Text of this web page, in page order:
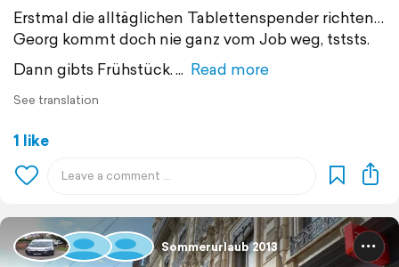
Erstmal die alltäglichen Tablettenspender richten…
Georg kommt doch nie ganz vom Job weg, tststs.
Dann gibts Frühstück.
Read more
See translation
1 like
Sommerurlaub 2013